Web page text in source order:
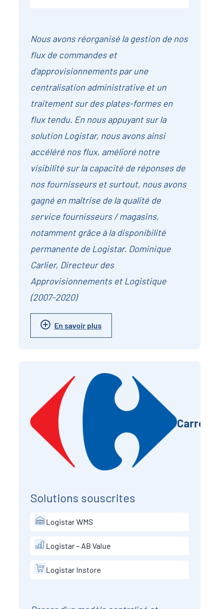
Nous avons réorganisé la gestion de nos
flux de commandes et
d’approvisionnements par une
centralisation administrative et un
traitement sur des plates-formes en
flux tendu. En nous appuyant sur la
solution Logistar, nous avons ainsi
accéléré nos flux, amélioré notre
visibilité sur la capacité de réponses de
nos fournisseurs et surtout, nous avons
gagné en maîtrise de la qualité de
service fournisseurs / magasins,
notamment grâce à la disponibilité
permanente de Logistar. Dominique
Carlier, Directeur des
Approvisionnements et Logistique
(2007-2020)
En savoir plus
Solutions souscrites
Logistar WMS
Logistar – AB Value
Logistar Instore